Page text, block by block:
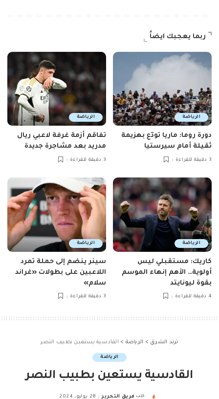
ربما يعجبك ايضاً
الرياضة
دورة روما: ماريا تودّع بهزيمة
ثقيلة أمام سيرستيا
3 دقيقة للقراءة
الرياضة
تفاقم أزمة غرفة لاعبي ريال
مدريد بعد مشاجرة جديدة
3 دقيقة للقراءة
الرياضة
كاريك: مستقبلي ليس
أولوية… الأهم إنهاء الموسم
بقوة ليونايتد
4 دقيقة للقراءة
الرياضة
سينر ينضم إلى حملة تمرد
اللاعبين على بطولات «غراند
سلام»
3 دقيقة للقراءة
ترند الشرق > الرياضة > القادسية يستعين بطبيب النصر
الرياضة
القادسية يستعين بطبيب النصر
كتب فريق التحرير 28 يوليو، 2024